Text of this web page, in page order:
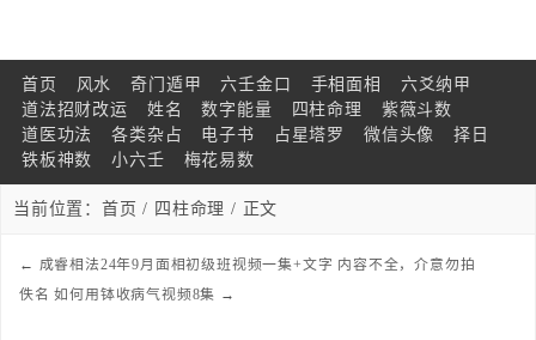
首页 风水 奇门遁甲 六壬金口 手相面相
六爻纳甲
道法招财改运
姓名 数字能量 四柱命理
紫薇斗数
道医功法
各类杂占 电子书 占星塔罗 微信头像
择日
铁板神数
小六壬 梅花易数
当前位置： 首页 / 四柱命理 / 正文
← 成睿相法24年9月面相初级班视频一集+文字 内容不全，介意勿拍
佚名 如何用钵收病气视频8集 →